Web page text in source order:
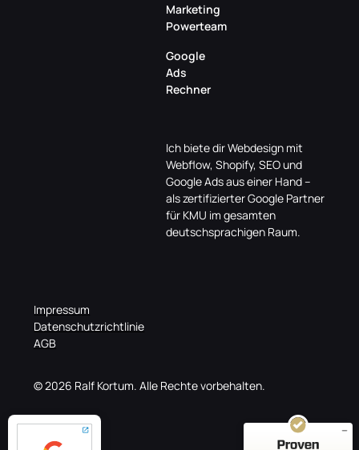
Marketing
Powerteam
Google
Ads
Rechner
Ich biete dir Webdesign mit
Webflow, Shopify, SEO und
Google Ads aus einer Hand –
als zertifizierter Google Partner
für KMU im gesamten
deutschsprachigen Raum.
© 2026 Ralf Kortum. Alle Rechte vorbehalten.
Impressum
Datenschutzrichtlinie
AGB
ProvenExpert.com
5,00
/
5,00
10